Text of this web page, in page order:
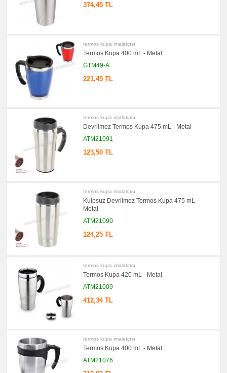
374,45 TL
termos kupa i̇malatçısı
Termos Kupa 400 mL - Metal
GTM49-A
221,45 TL
termos kupa i̇malatçısı
Devrilmez Termos Kupa 475 mL - Metal
ATM21091
123,50 TL
termos kupa i̇malatçısı
Kulpsuz Devrilmez Termos Kupa 475 mL -
Metal
ATM21090
124,25 TL
termos kupa i̇malatçısı
Termos Kupa 420 mL - Metal
ATM21009
412,34 TL
termos kupa i̇malatçısı
Termos Kupa 400 mL - Metal
ATM21076
promosyon
Şerit
Metre
&
El
Feneri
promosyon
Çakmak
&
Küllük
Masa
Çanta
Askısı
promosyon
PowerBank
Kablosu
Bellek
promosyon
promosyon
promosyon
Kalemlik
promosyon
Kartvizitlik
promosyon
Radyo
Takvim
&
Bloknot
promosyon
Bardak